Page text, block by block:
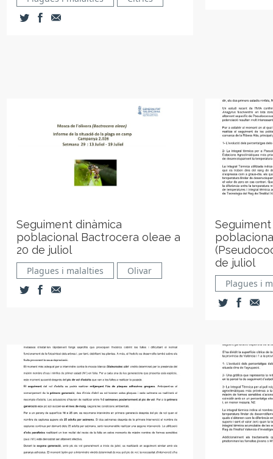
Seguiment dinàmica
poblacional Bactrocera oleae a
20 de juliol
Plagues i malalties Olivar
de juliol
Plagues i